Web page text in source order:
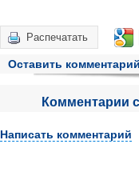
Распечатать
Оставить комментарий
Комментарии
Написать комментарий